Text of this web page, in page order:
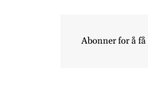
Abonner for å